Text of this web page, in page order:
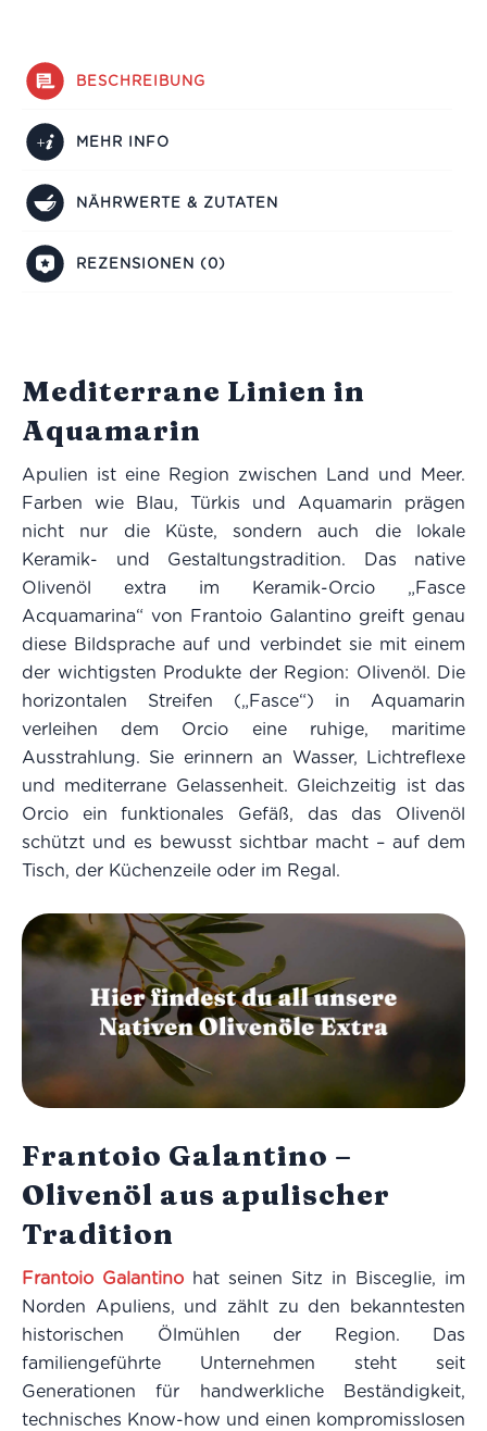
BESCHREIBUNG
MEHR INFO
NÄHRWERTE & ZUTATEN
REZENSIONEN (0)
Mediterrane Linien in
Aquamarin
Apulien ist eine Region zwischen Land und Meer.
Farben wie Blau, Türkis und Aquamarin prägen
nicht nur die Küste, sondern auch die lokale
Keramik- und Gestaltungstradition. Das native
Olivenöl extra im Keramik-Orcio „Fasce
Acquamarina“ von Frantoio Galantino greift genau
diese Bildsprache auf und verbindet sie mit einem
der wichtigsten Produkte der Region: Olivenöl. Die
horizontalen Streifen („Fasce“) in Aquamarin
verleihen dem Orcio eine ruhige, maritime
Ausstrahlung. Sie erinnern an Wasser, Lichtreflexe
und mediterrane Gelassenheit. Gleichzeitig ist das
Orcio ein funktionales Gefäß, das das Olivenöl
schützt und es bewusst sichtbar macht – auf dem
Tisch, der Küchenzeile oder im Regal.
Frantoio Galantino –
Olivenöl aus apulischer
Tradition
Frantoio Galantino hat seinen Sitz in Bisceglie, im
Norden Apuliens, und zählt zu den bekanntesten
historischen Ölmühlen der Region. Das
familiengeführte Unternehmen steht seit
Generationen für handwerkliche Beständigkeit,
technisches Know-how und einen kompromisslosen